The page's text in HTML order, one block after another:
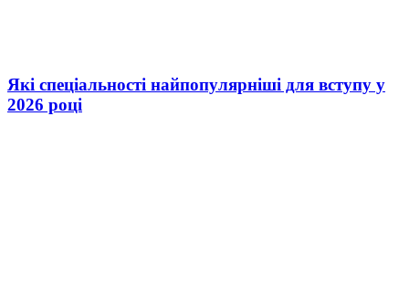
Які спеціальності найпопулярніші для вступу у
2026 році